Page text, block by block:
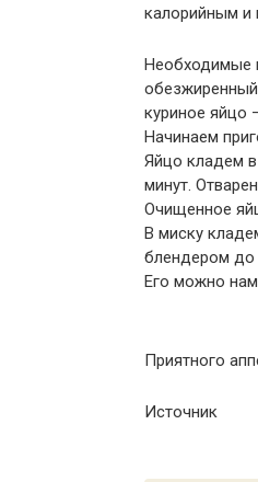
калорийным и
Необходимые
куриное яйцо
Начинаем
Яйцо кладем
минут.
Очищенное
В миску
блендером до
Его можно
Приятного
Источник